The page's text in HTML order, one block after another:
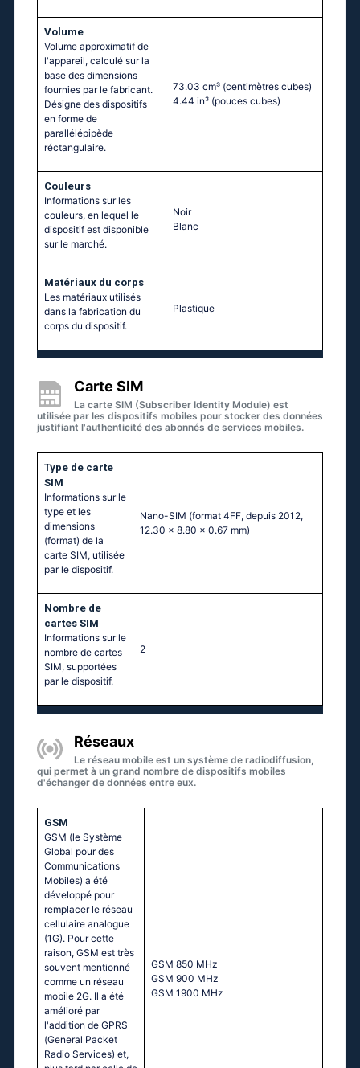
Volume
Volume approximatif de
l'appareil, calculé sur la
base des dimensions
fournies par le fabricant.
Désigne des dispositifs
en forme de
parallélépipède
réctangulaire.
73.03 cm³ (centimètres cubes)
4.44 in³ (pouces cubes)
Couleurs
Informations sur les
couleurs, en lequel le
dispositif est disponible
sur le marché.
Noir
Blanc
Matériaux du corps
Les matériaux utilisés
dans la fabrication du
corps du dispositif.
Plastique
Carte SIM
La carte SIM (Subscriber Identity Module) est
utilisée par les dispositifs mobiles pour stocker des données
justifiant l'authenticité des abonnés de services mobiles.
Type de carte
SIM
Informations sur le
type et les
dimensions
(format) de la
carte SIM, utilisée
par le dispositif.
Nano-SIM (format 4FF, depuis 2012,
12.30 x 8.80 x 0.67 mm)
Nombre de
cartes SIM
Informations sur le
nombre de cartes
SIM, supportées
par le dispositif.
2
Réseaux
Le réseau mobile est un système de radiodiffusion,
qui permet à un grand nombre de dispositifs mobiles
d'échanger de données entre eux.
GSM
GSM (le Système
Global pour des
Communications
Mobiles) a été
développé pour
remplacer le réseau
cellulaire analogue
(1G). Pour cette
raison, GSM est très
souvent mentionné
comme un réseau
mobile 2G. Il a été
amélioré par
l'addition de GPRS
(General Packet
Radio Services) et,
GSМ 850 МНz
GSМ 900 МНz
GSМ 1900 МНz